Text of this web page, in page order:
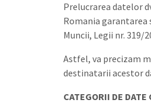
Prelucrarea datelor
Romania
Muncii, Legii nr.
Astfel, va precizam
destinatarii acestor
CATEGORII DE DATE